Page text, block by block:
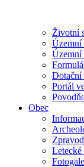
Životní
Územní
Územní
Portál
Obec